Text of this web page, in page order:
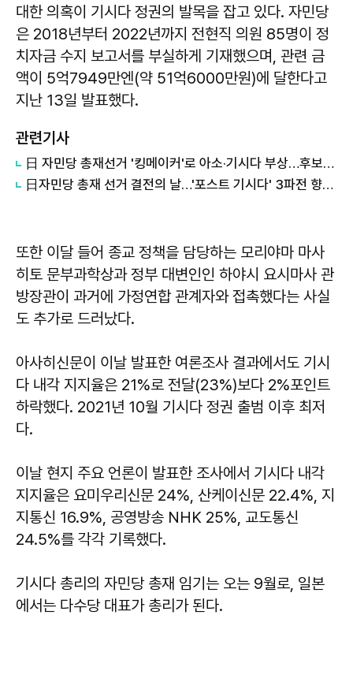
대한 의혹이 기시다 정권의 발목을 잡고 있다. 자민당
은 2018년부터 2022년까지 전현직 의원 85명이 정
치자금 수지 보고서를 부실하게 기재했으며, 관련 금
액이 5억7949만엔(약 51억6000만원)에 달한다고
지난 13일 발표했다.
관련기사
日 자민당 총재선거 '킹메이커'로 아소·기시다 부상…후보들 연쇄 접촉
日자민당 총재 선거 결전의 날…'포스트 기시다' 3파전 향배는
또한 이달 들어 종교 정책을 담당하는 모리야마 마사
히토 문부과학상과 정부 대변인인 하야시 요시마사 관
방장관이 과거에 가정연합 관계자와 접촉했다는 사실
도 추가로 드러났다.
아사히신문이 이날 발표한 여론조사 결과에서도 기시
다 내각 지지율은 21%로 전달(23%)보다 2%포인트
하락했다. 2021년 10월 기시다 정권 출범 이후 최저
다.
이날 현지 주요 언론이 발표한 조사에서 기시다 내각
지지율은 요미우리신문 24%, 산케이신문 22.4%, 지
지통신 16.9%, 공영방송 NHK 25%, 교도통신
24.5%를 각각 기록했다.
기시다 총리의 자민당 총재 임기는 오는 9월로, 일본
에서는 다수당 대표가 총리가 된다.